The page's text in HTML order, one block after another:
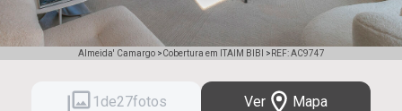
Fale com a Almeida' Camargo
Almeida' Camargo >Cobertura em ITAIM BIBI > REF: AC9747
1 de27fotos Ver Mapa